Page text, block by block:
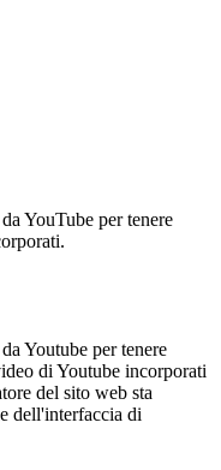
YouTube per tenere
Youtube per tenere
di Youtube incorporati
del sito web sta
dell'interfaccia di